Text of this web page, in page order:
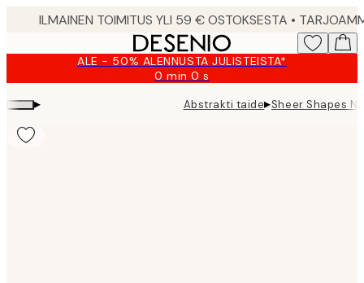
ALE - 50% ALENNUSTA JULISTEISTA*
0 min0 s
Voimassa
asti:
2026-
▸ Abstrakti taide▸Sheer Shapes